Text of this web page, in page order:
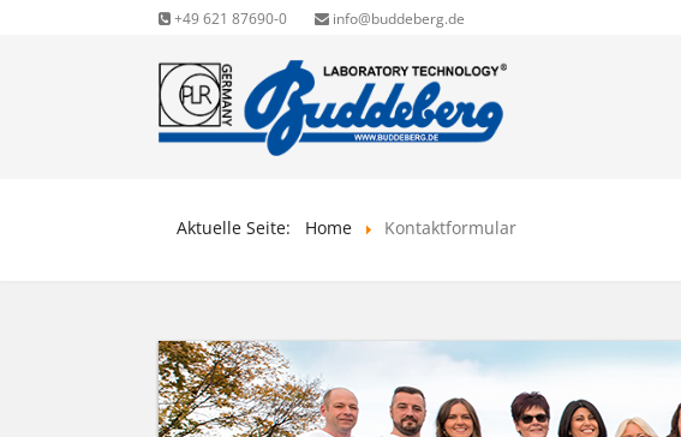
+49 621 87690-0 info@buddeberg.de
Aktuelle Seite: Home Kontaktformular